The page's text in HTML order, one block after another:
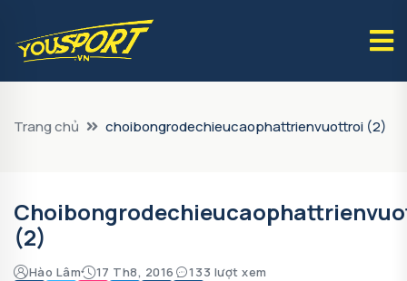
Trang chủ choibongrodechieucaophattrienvuottroi (2)
(2)
Hào Lâm 17 Th8, 2016 133 lượt xem